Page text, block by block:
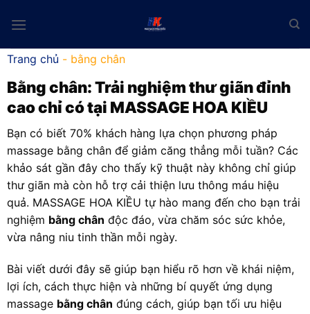
Trang chủ - bằng chân
Bằng chân: Trải nghiệm thư giãn đỉnh
cao chỉ có tại MASSAGE HOA KIỀU
Bạn có biết 70% khách hàng lựa chọn phương pháp
massage bằng chân để giảm căng thẳng mỗi tuần? Các
khảo sát gần đây cho thấy kỹ thuật này không chỉ giúp
thư giãn mà còn hỗ trợ cải thiện lưu thông máu hiệu
quả. MASSAGE HOA KIỀU tự hào mang đến cho bạn trải
nghiệm bằng chân độc đáo, vừa chăm sóc sức khỏe,
vừa nâng niu tinh thần mỗi ngày.
Bài viết dưới đây sẽ giúp bạn hiểu rõ hơn về khái niệm,
lợi ích, cách thực hiện và những bí quyết ứng dụng
massage bằng chân đúng cách, giúp bạn tối ưu hiệu